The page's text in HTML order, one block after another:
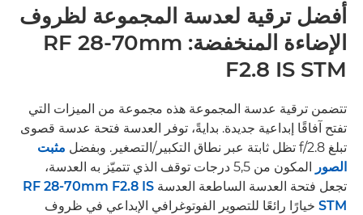
أفضل ترقية لعدسة المجموعة لظروف
الإضاءة المنخفضة: RF 28-70mm
F2.8 IS STM
تتضمن ترقية عدسة المجموعة هذه مجموعة من الميزات التي
تفتح آفاقًا إبداعية جديدة. بدايةً، توفر العدسة فتحة عدسة قصوى
تبلغ f/2.8 تظل ثابتة عبر نطاق التكبير/التصغير. وبفضل
مثبت
الصور
المكون من 5,5 درجات توقف الذي تتميّز به العدسة،
تجعل فتحة العدسة الساطعة العدسة RF 28-70mm F2.8 IS
STM خيارًا رائعًا للتصوير الفوتوغرافي الإبداعي في ظروف